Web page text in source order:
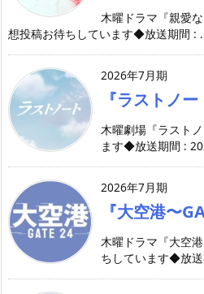
木曜ドラマ『親愛
想投稿お待ちしています◆放送期間 :
2026年7月期
『ラストノー
木曜劇場『ラスト
ます◆放送期間 :
2026年7月期
『大空港〜
木曜ドラマ『大空
ちしています◆放